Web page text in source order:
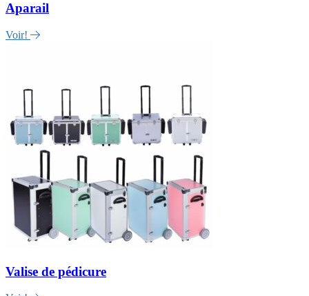
Aparail
Voir!
Valise de pédicure